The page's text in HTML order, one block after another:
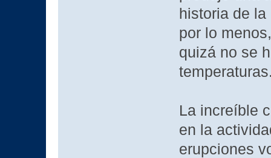
historia de
por lo
quizá no se
La increíble
en la
erupciones